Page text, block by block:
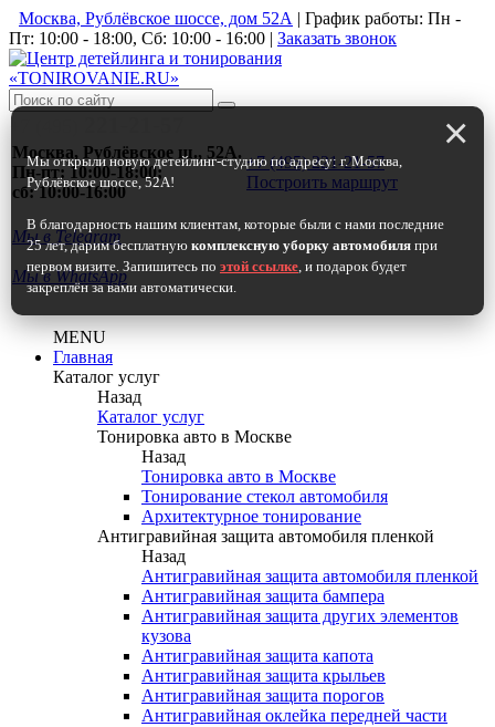
×
Мы открыли новую детейлинг-студию по адресу: г. Москва,
Рублёвское шоссе, 52А!
В благодарность нашим клиентам, которые были с нами последние
25 лет, дарим бесплатную комплексную уборку автомобиля при
первом визите. Запишитесь по этой ссылке, и подарок будет
закреплён за вами автоматически.
Москва, Рублёвское шоссе, дом 52А | График работы: Пн -
Пт: 10:00 - 18:00, Сб: 10:00 - 16:00 | Заказать звонок
Москва, Рублёвское ш., 52А.
Пн-пт: 10:00-18:00;
сб: 10:00-16:00
+7 (495) 221-21-57
Построить маршрут
Мы в Telegram
Мы в WhatsApp
MENU
Главная
Каталог услуг
Назад
Каталог услуг
Тонировка авто в Москве
Назад
Тонировка авто в Москве
Тонирование стекол автомобиля
Архитектурное тонирование
Антигравийная защита автомобиля пленкой
Назад
Антигравийная защита автомобиля пленкой
Антигравийная защита бампера
Антигравийная защита других элементов
кузова
Антигравийная защита капота
Антигравийная защита крыльев
Антигравийная защита порогов
Антигравийная оклейка передней части